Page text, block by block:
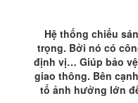
Quận
lượng
Hệ thống chiếu
trọng. Bởi nó có
định vị… Giúp bảo
giao thông. Bên
tố ảnh hưởng lớn